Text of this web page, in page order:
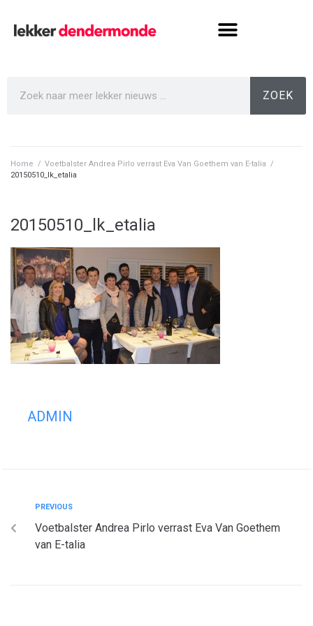
ZOEK
Home / Voetbalster Andrea Pirlo verrast Eva Van Goethem van E-talia /
20150510_lk_etalia
20150510_lk_etalia
ADMIN
PREVIOUS
Voetbalster Andrea Pirlo verrast Eva Van Goethem
van E-talia